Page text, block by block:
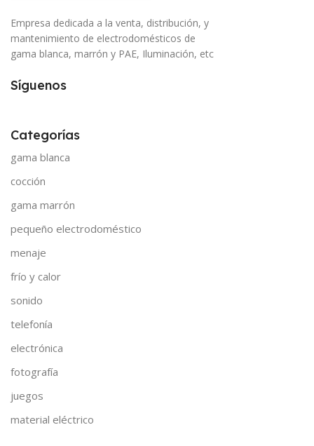
Empresa dedicada a la venta, distribución, y
mantenimiento de electrodomésticos de
gama blanca, marrón y PAE, Iluminación, etc
Síguenos
Categorías
gama blanca
cocción
gama marrón
pequeño electrodoméstico
menaje
frío y calor
sonido
telefonía
electrónica
fotografía
juegos
material eléctrico